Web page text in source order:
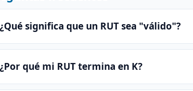
¿Qué significa que un RUT sea "válido"?
¿Por qué mi RUT termina en K?